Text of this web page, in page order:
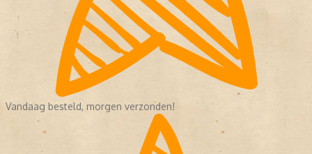
Vandaag besteld, morgen verzonden!